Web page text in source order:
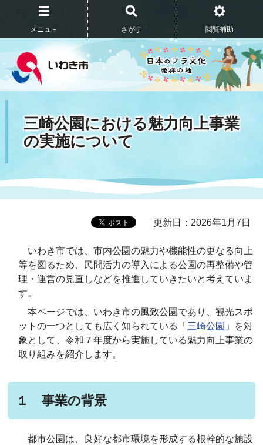
メニュ－ さがす 閲覧補助
三崎公園における魅力向上事業
の実施について
更新日：2026年1月7日
いわき市では、市内公園の魅力や機能性の更なる向上
等を図るため、民間活力の導入による公園の再整備や管
理・運営の見直しなどを推進していきたいと考えていま
す。
本ページでは、いわき市の風致公園であり、観光スポ
ットの一つとしても広く知られている「 三崎公園 」を対
象として、令和７年度から実施している魅力向上事業の
取り組みを紹介します。
１ 事業の背景
都市公園は、良好な都市環境を形成する根幹的な施設